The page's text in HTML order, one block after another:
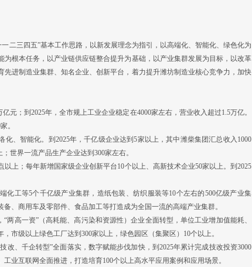
三四五”基本工作思路，以新发展理念为指引，以高端化、智能化、绿色化为
根本任务，以产业链供应链整合提升为基础，以产业集群发展为目标，以改革
进制造业集群、知名企业、创新平台，着力提升潍坊制造业核心竞争力，加快
；到2025年，全市规上工业企业稳定在4000家左右，营业收入超过1.5万亿。
。
智能化。到2025年，千亿级企业达到5家以上，其中潍柴集团汇总收入1000
世界一流产品生产企业达到300家左右。
；每年新增国家级企业创新平台10个以上、高新技术企业50家以上。到2025
工等5个千亿级产业集群，造纸包装、纺织服装等10个左右的500亿级产业集
、商用车及零部件、食品加工等打造成为全国一流的高端产业集群。
高一资”（高耗能、高污染和资源性）企业全面转型，单位工业增加值能耗、
市级以上绿色工厂达到300家以上，绿色园区（集聚区）10个以上。
、千企转型”全面落实，数字赋能步伐加快，到2025年累计完成技改投资3000
业互联网全面推进，打造培育100个以上高水平应用案例和应用场景。